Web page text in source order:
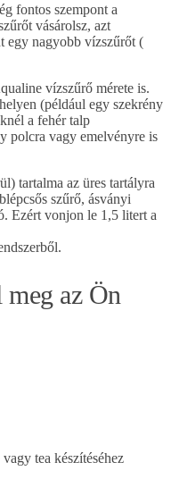
fontos szempont a
vásárolsz, azt
egy nagyobb vízszűrőt (
vízszűrő mérete is.
(például egy szekrény
a fehér talp
polcra vagy emelvényre is
tartalma az üres tartályra
szűrő, ásványi
Ezért vonjon le 1,5 litert a
az Ön
tea készítéséhez